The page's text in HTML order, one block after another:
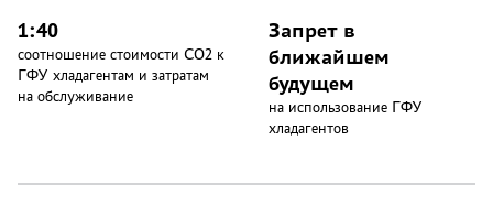
1:40
соотношение стоимости CO2 к
ГФУ хладагентам и затратам
на обслуживание
Запрет в
ближайшем
будущем
на использование ГФУ
хладагентов